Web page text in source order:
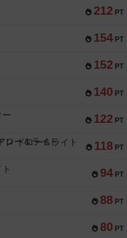
212 PT
154 PT
152 PT
140 PT
122 PT
ー
118 PT
ン ドロー＆ライト
94 PT
88 PT
80 PT